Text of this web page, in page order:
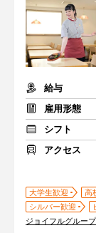
給与
雇用形態
シフト
アクセス
大学生歓迎 高
シルバー歓迎
ジョイフルグルー